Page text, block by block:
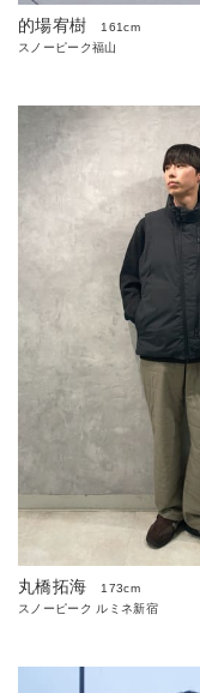
的場宥樹
161cm
スノーピーク福山
丸橋拓海
173cm
スノーピーク ルミネ新宿